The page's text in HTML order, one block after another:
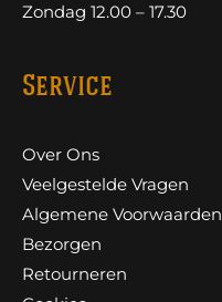
Zondag 12.00 – 17.30
Service
Over Ons
Veelgestelde Vragen
Algemene Voorwaarden
Bezorgen
Retourneren